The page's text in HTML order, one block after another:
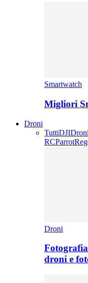
Smartwatch
Migliori
Droni
TuttiDJI
RCParrot
Droni
droni e